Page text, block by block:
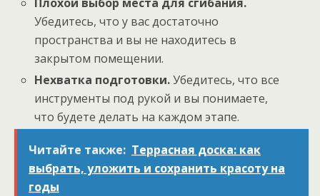
Убедитесь, что у вас достаточно
пространства и вы не находитесь в
закрытом помещении.
Нехватка подготовки.Убедитесь, что все
инструменты под рукой и вы понимаете,
что будете делать на каждом этапе.
Читайте также: Террасная доска: как
выбрать, уложить и сохранить красоту на
годы